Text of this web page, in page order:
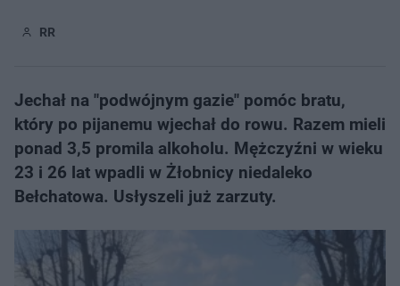
RR
Jechał na "podwójnym gazie" pomóc bratu,
który po pijanemu wjechał do rowu. Razem mieli
ponad 3,5 promila alkoholu. Mężczyźni w wieku
23 i 26 lat wpadli w Żłobnicy niedaleko
Bełchatowa. Usłyszeli już zarzuty.